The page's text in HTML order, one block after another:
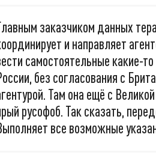
заказчиком данных
и направляет
самостоятельные какие-
без согласования с
Там она ещё с
русофоб. Так сказать,
все возможные